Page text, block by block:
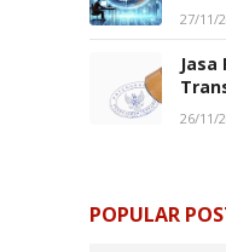
27/11/
Jasa
26/11/
POPULAR